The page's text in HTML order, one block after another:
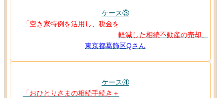
ケース③
「空き家特例を活用し、税金を
軽減した相続不動産の売却」
東京都葛飾区Qさん
ケース④
「おひとりさまの相続手続き＋